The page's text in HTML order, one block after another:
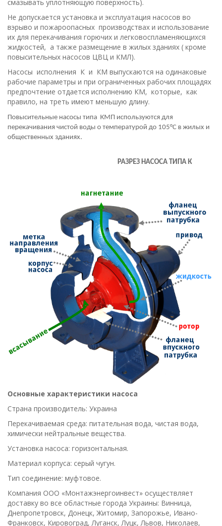
смазывать уплотняющую поверхность).
Не допускается установка и эксплуатация насосов во
вэрыво и пожароопасных производствах и использование
их для перекачивания горючих и легковоспламеняющихся
жидкостей, а также размещение в жилых зданиях ( кроме
повысительных насосов ЦВЦ и КМЛ).
Насосы исполнения К и КM выпускаются на одинаковые
рабочие параметры и при ограниченных рабочих площадях
предпочтение отдается исполнению КМ, которые, как
правило, на треть имеют меньшую длину.
Повысительные насосы типа КМП используются для
перекачивания чистой воды о температурой до 105°С в жилых и
общественных зданиях.
РАЗРЕЗ НАСОСА ТИПА К
Основные характеристики насоса
Страна производитель: Украина
Перекачиваемая среда: питательная вода, чистая вода,
химически нейтральные вещества.
Установка насоса: горизонтальная.
Материал корпуса: серый чугун.
Тип соединение: муфтовое.
Компания ООО «Монтажэнергоинвест» осуществляет
доставку во все областные города Украины: Винница,
Днепропетровск, Донецк, Житомир, Запорожье, Ивано-
Франковск, Кировоград, Луганск, Луцк, Львов, Николаев,